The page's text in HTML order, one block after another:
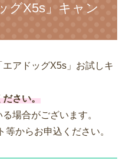
グX5s」キャン
アドッグX5s」お試しキ
ださい。
場合がございます。
からお申込ください。